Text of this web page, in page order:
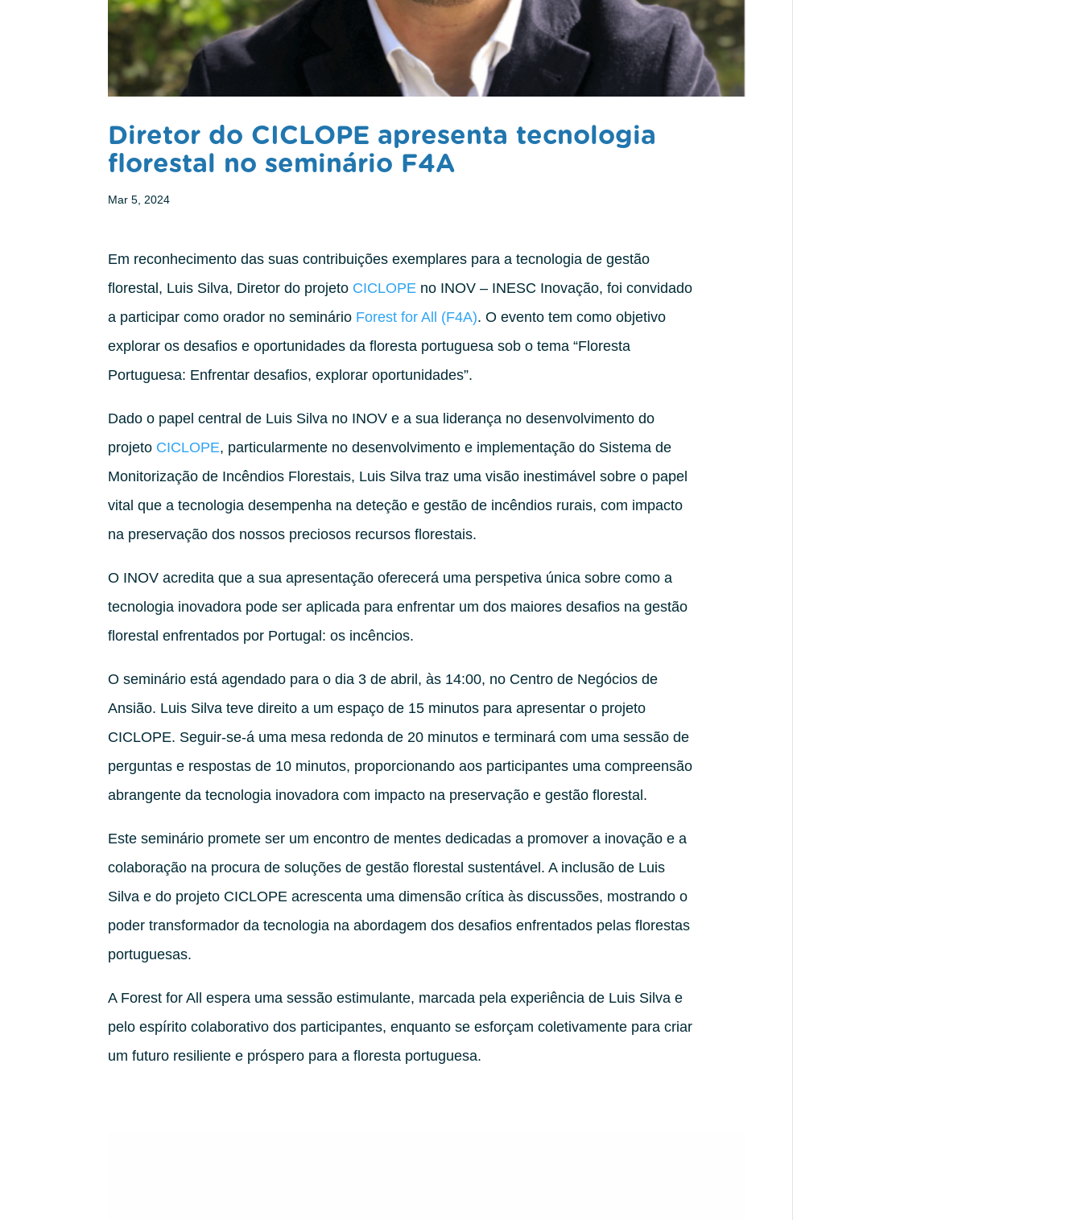
Diretor do CICLOPE apresenta tecnologia
florestal no seminário F4A
Mar 5, 2024
Em reconhecimento das suas contribuições exemplares para a tecnologia de gestão
florestal, Luis Silva, Diretor do projeto CICLOPE no INOV – INESC Inovação, foi convidado
a participar como orador no seminário Forest for All (F4A). O evento tem como objetivo
explorar os desafios e oportunidades da floresta portuguesa sob o tema “Floresta
Portuguesa: Enfrentar desafios, explorar oportunidades”.
Dado o papel central de Luis Silva no INOV e a sua liderança no desenvolvimento do
projeto CICLOPE, particularmente no desenvolvimento e implementação do Sistema de
Monitorização de Incêndios Florestais, Luis Silva traz uma visão inestimável sobre o papel
vital que a tecnologia desempenha na deteção e gestão de incêndios rurais, com impacto
na preservação dos nossos preciosos recursos florestais.
O INOV acredita que a sua apresentação oferecerá uma perspetiva única sobre como a
tecnologia inovadora pode ser aplicada para enfrentar um dos maiores desafios na gestão
florestal enfrentados por Portugal: os incêncios.
O seminário está agendado para o dia 3 de abril, às 14:00, no Centro de Negócios de
Ansião. Luis Silva teve direito a um espaço de 15 minutos para apresentar o projeto
CICLOPE. Seguir-se-á uma mesa redonda de 20 minutos e terminará com uma sessão de
perguntas e respostas de 10 minutos, proporcionando aos participantes uma compreensão
abrangente da tecnologia inovadora com impacto na preservação e gestão florestal.
Este seminário promete ser um encontro de mentes dedicadas a promover a inovação e a
colaboração na procura de soluções de gestão florestal sustentável. A inclusão de Luis
Silva e do projeto CICLOPE acrescenta uma dimensão crítica às discussões, mostrando o
poder transformador da tecnologia na abordagem dos desafios enfrentados pelas florestas
portuguesas.
A Forest for All espera uma sessão estimulante, marcada pela experiência de Luis Silva e
pelo espírito colaborativo dos participantes, enquanto se esforçam coletivamente para criar
um futuro resiliente e próspero para a floresta portuguesa.